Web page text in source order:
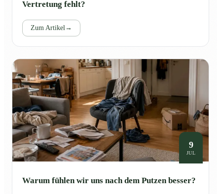
Vertretung fehlt?
Zum Artikel→
9
JUL
Warum fühlen wir uns nach dem Putzen besser?